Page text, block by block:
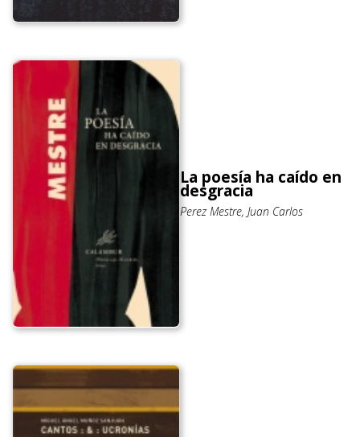
La poesía ha caído en
desgracia
Perez Mestre, Juan Carlos